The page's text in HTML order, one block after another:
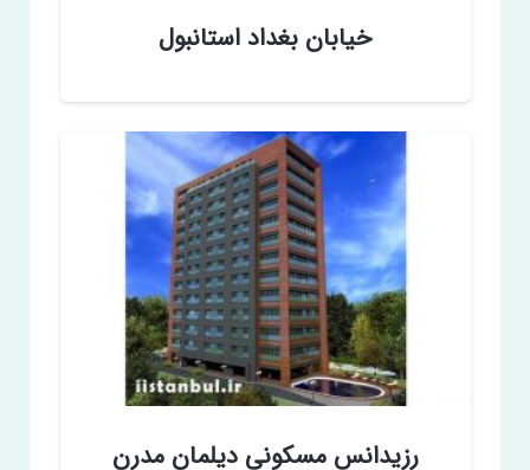
خیابان بغداد استانبول
رزیدانس مسکونی دیلمان مدرن